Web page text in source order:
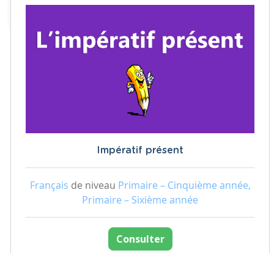
Impératif présent
Français de niveau Primaire – Cinquième année,
Primaire – Sixième année
Consulter